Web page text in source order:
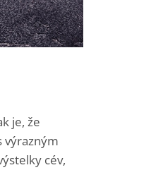
je, že
výrazným
cév,